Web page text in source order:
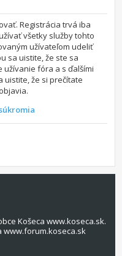
Registrácia trvá iba
všetky služby tohto
užívateľom udeliť
sa uistite, že ste sa
užívanie fóra a s ďalšími
uistite, že si prečítate
Košeca www.koseca.sk.
www.forum.koseca.sk